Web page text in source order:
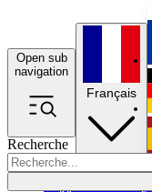
Open sub
navigation
Recherche
Français